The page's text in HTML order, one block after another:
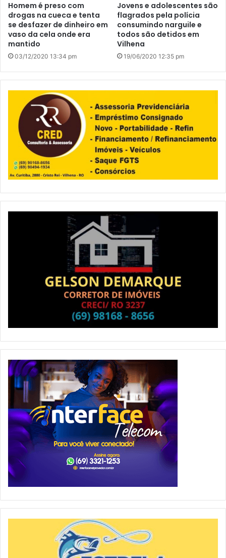
Homem é preso com
drogas na cueca e tenta
se desfazer de dinheiro em
vaso da cela onde era
mantido
03/12/2020 13:34 pm
Jovens e adolescentes são
flagrados pela polícia
consumindo narguile e
todos são detidos em
Vilhena
19/06/2020 12:35 pm